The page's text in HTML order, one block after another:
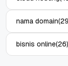
nama domain
bisnis online(26)